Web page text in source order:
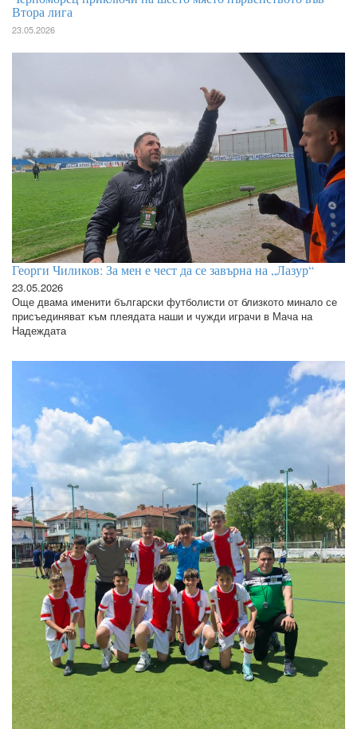
Втора лига
23.05.2026
Георги Чиликов: За мен е чест да се завърна на „Лазур“
23.05.2026
Още двама именити български футболисти от близкото минало се
присъединяват към плеядата наши и чужди играчи в Мача на
Надеждата